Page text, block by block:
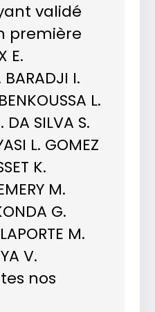
validé
première
E.
I.
L.
DA SILVA S.
L. GOMEZ
K.
M.
G.
M.
V.
nos